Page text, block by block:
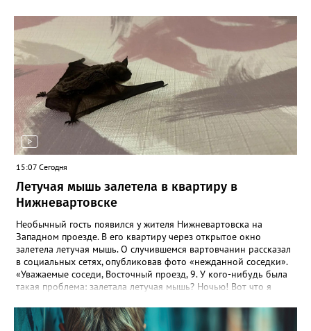
15:07 Сегодня
Летучая мышь залетела в квартиру в
Нижневартовске
Необычный гость появился у жителя Нижневартовска на
Западном проезде. В его квартиру через открытое окно
залетела летучая мышь. О случившемся вартовчанин рассказал
в социальных сетях, опубликовав фото «нежданной соседки».
«Уважаемые соседи, Восточный проезд, 9. У кого-нибудь была
такая проблема: залетала летучая мышь? Ночью! Вот что я
произнёс автор видео. В комментариях выяснилось, что
подобные случаи в Нижневартовске происходят не впервые.